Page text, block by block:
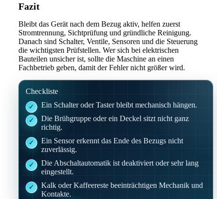
Fazit
Bleibt das Gerät nach dem Bezug aktiv, helfen zuerst
Stromtrennung, Sichtprüfung und gründliche Reinigung.
Danach sind Schalter, Ventile, Sensoren und die Steuerung
die wichtigsten Prüfstellen. Wer sich bei elektrischen
Bauteilen unsicher ist, sollte die Maschine an einen
Fachbetrieb geben, damit der Fehler nicht größer wird.
Checkliste
Ein Schalter oder Taster bleibt mechanisch hängen.
Die Brühgruppe oder ein Deckel sitzt nicht ganz
richtig.
Ein Sensor erkennt das Ende des Bezugs nicht
zuverlässig.
Die Abschaltautomatik ist deaktiviert oder sehr lang
eingestellt.
Kalk oder Kaffeereste beeinträchtigen Mechanik und
Kontakte.